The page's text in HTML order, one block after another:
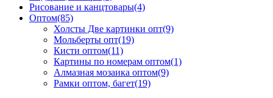
Рисование и канцтовары(4)
Оптом(85)
Холсты Две картинки опт(9)
Мольберты опт(19)
Кисти оптом(11)
Картины по номерам оптом(1)
Алмазная мозаика оптом(9)
Рамки оптом, багет(19)